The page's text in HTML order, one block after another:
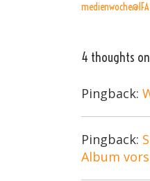
4 thoughts
Pingback:
Pingback:
Album